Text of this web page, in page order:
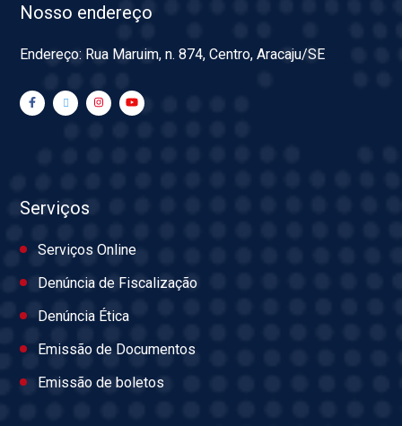
Nosso endereço
Endereço: Rua Maruim, n. 874, Centro, Aracaju/SE
Serviços
Serviços Online
Denúncia de Fiscalização
Denúncia Ética
Emissão de Documentos
Emissão de boletos